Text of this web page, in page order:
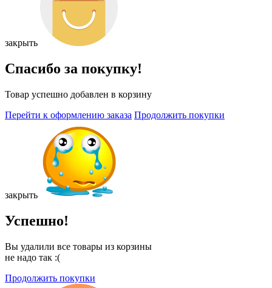
закрыть
Спасибо за покупку!
Товар успешно добавлен в корзину
Перейти к оформлению заказа Продолжить покупки
закрыть
Успешно!
Вы удалили все товары из корзины
не надо так :(
Продолжить покупки